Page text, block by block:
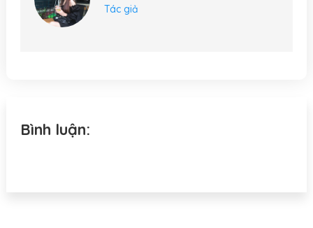
Tác giả
Bình luận: